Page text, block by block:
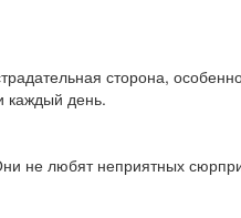
сторона,
каждый день.
не любят неприятных